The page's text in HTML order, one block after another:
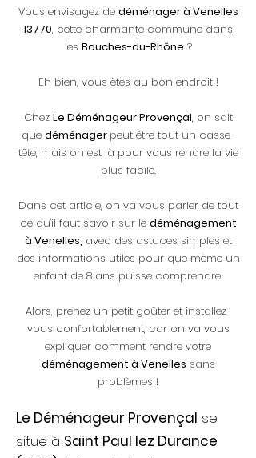
Vous envisagez de déménager à Venelles
13770, cette charmante commune dans
les Bouches-du-Rhône ?
Eh bien, vous êtes au bon endroit !
Chez Le Déménageur Provençal, on sait
que déménager peut être tout un casse-
tête, mais on est là pour vous rendre la vie
plus facile.
Dans cet article, on va vous parler de tout
ce qu'il faut savoir sur le déménagement
à Venelles, avec des astuces simples et
des informations utiles pour que même un
enfant de 8 ans puisse comprendre.
Alors, prenez un petit goûter et installez-
vous confortablement, car on va vous
expliquer comment rendre votre
déménagement à Venelles sans
problèmes !
Le Déménageur Provençal se
situe à Saint Paul lez Durance